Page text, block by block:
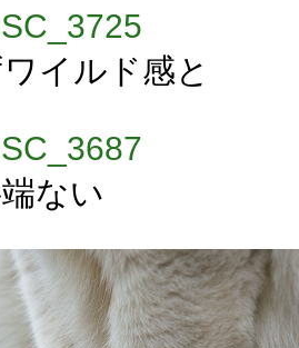
イルド感と
ない